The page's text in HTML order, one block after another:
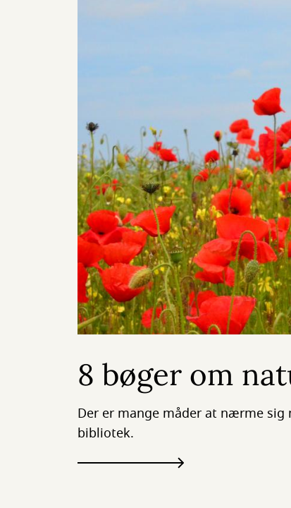
8 bøger om
Der er mange måder at nærme
bibliotek.